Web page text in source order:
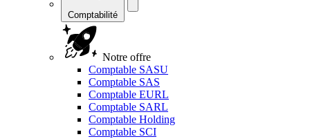
Comptabilité
Notre offre
Comptable SASU
Comptable SAS
Comptable EURL
Comptable SARL
Comptable Holding
Comptable SCI